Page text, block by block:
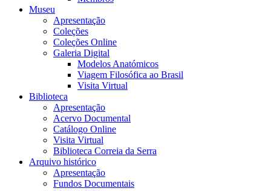
Museu
Apresentação
Coleções
Coleções Online
Galeria Digital
Modelos Anatómicos
Viagem Filosófica ao Brasil
Visita Virtual
Biblioteca
Apresentação
Acervo Documental
Catálogo Online
Visita Virtual
Biblioteca Correia da Serra
Arquivo histórico
Apresentação
Fundos Documentais